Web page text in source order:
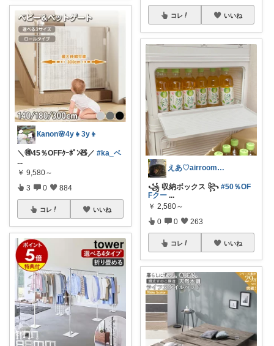
Кanon🌸4y👧3y👦
＼🉐45％OFFｸｰﾎﾟﾝ🧸／ #ka_ベ
...
￥ 9,580～
3 0 884
コレ いいね
コレ いいね
えあ♡airroom❀ラクして整う暮らし
꧁ 収納ボックス ꧂ #50％OF
Fクー ...
￥ 2,580～
0 0 263
コレ いいね